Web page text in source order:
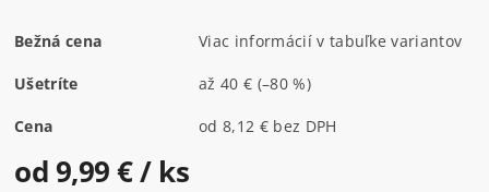
Bežná cena Viac informácií v tabuľke variantov
Ušetríte až40 € (–80 %)
Cena od 8,12 € bez DPH
od 9,99 €/ ks